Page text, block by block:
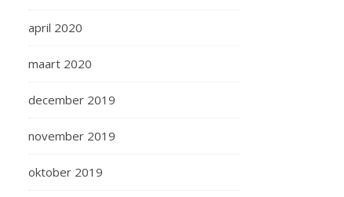
april 2020
maart 2020
december 2019
november 2019
oktober 2019